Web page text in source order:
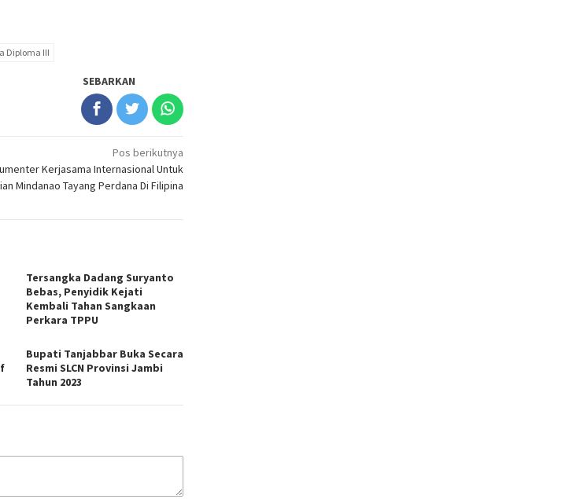
Diploma III
SEBARKAN
Pos berikutnya
Kerjasama Internasional Untuk
Mindanao Tayang Perdana Di Filipina
Tersangka Dadang Suryanto
Bebas, Penyidik Kejati
Kembali Tahan Sangkaan
Perkara TPPU
Bupati Tanjabbar Buka Secara
Resmi SLCN Provinsi Jambi
Tahun 2023